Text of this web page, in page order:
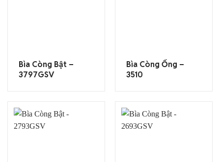
Bìa Còng Bật –
3797GSV
Bìa Còng Ống –
3510